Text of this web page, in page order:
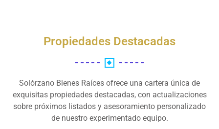
Propiedades Destacadas
Solórzano Bienes Raíces ofrece una cartera única de
exquisitas propiedades destacadas, con actualizaciones
sobre próximos listados y asesoramiento personalizado
de nuestro experimentado equipo.